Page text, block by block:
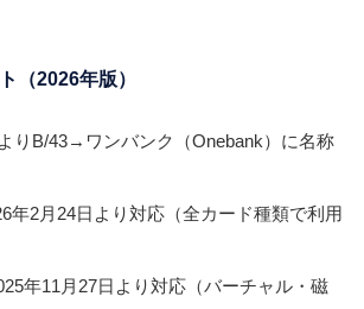
（2026年版）
りB/43→ワンバンク（Onebank）に名称
年2月24日より対応 （全カード種類で利用
年11月27日より対応 （バーチャル・磁